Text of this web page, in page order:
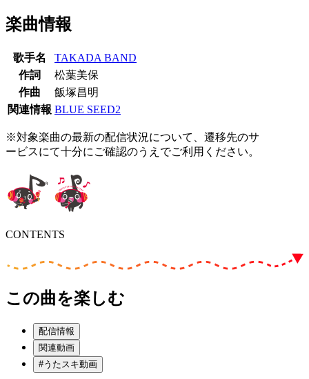
楽曲情報
歌手名
TAKADA BAND
作詞
松葉美保
作曲
飯塚昌明
関連情報 BLUE SEED2
※対象楽曲の最新の配信状況について、遷移先のサ
ービスにて十分にご確認のうえでご利用ください。
CONTENTS
この曲を楽しむ
配信情報
関連動画
#うたスキ動画